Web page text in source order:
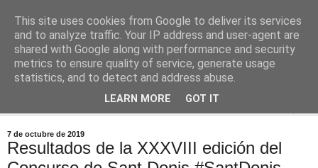
Comoju
La Cocina del Día a Día y el día a día de la Gastronomía
7 de octubre de 2019
Resultados de la XXXVIII edición del
This site uses cookies from Google to deliver its services
and to analyze traffic. Your IP address and user-agent are
shared with Google along with performance and security
metrics to ensure quality of service, generate usage
statistics, and to detect and address abuse.
LEARN MORE GOT IT